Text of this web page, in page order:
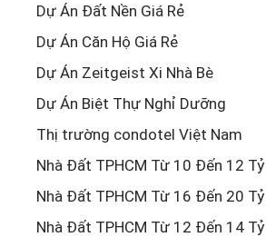
Dự Án Đất Nền Giá Rẻ
Dự Án Căn Hộ Giá Rẻ
Dự Án Zeitgeist Xi Nhà Bè
Dự Án Biệt Thự Nghỉ Dưỡng
Thị trường condotel Việt Nam
Nhà Đất TPHCM Từ 10 Đến 12 Tỷ
Nhà Đất TPHCM Từ 16 Đến 20 Tỷ
Nhà Đất TPHCM Từ 12 Đến 14 Tỷ